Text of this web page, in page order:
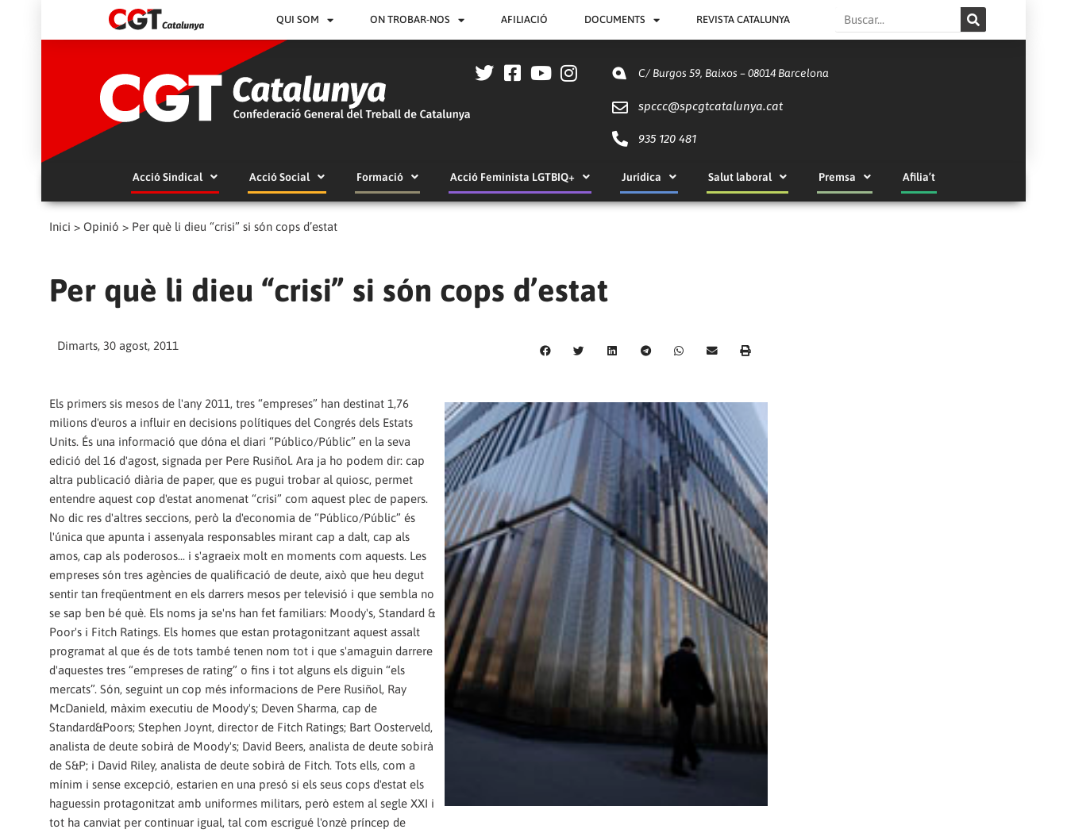
QUI SOM ON TROBAR-NOS AFILIACIÓ DOCUMENTS REVISTA CATALUNYA Search
C/ Burgos 59, Baixos – 08014 Barcelona
spccc@spcgtcatalunya.cat
935 120 481
Acció Sindical Acció Social Formació Acció Feminista LGTBIQ+ Jurídica Salut laboral Premsa Afilia’t
Inici > Opinió > Per què li dieu “crisi” si són cops d’estat
Per què li dieu “crisi” si són cops d’estat
Dimarts, 30 agost, 2011
Els primers sis mesos de l'any 2011, tres “empreses” han destinat 1,76
milions d'euros a influir en decisions polítiques del Congrés dels Estats
Units. És una informació que dóna el diari “Público/Públic” en la seva
edició del 16 d'agost, signada per Pere Rusiñol. Ara ja ho podem dir: cap
altra publicació diària de paper, que es pugui trobar al quiosc, permet
entendre aquest cop d'estat anomenat “crisi” com aquest plec de papers.
No dic res d'altres seccions, però la d'economia de “Público/Públic” és
l'única que apunta i assenyala responsables mirant cap a dalt, cap als
amos, cap als poderosos... i s'agraeix molt en moments com aquests. Les
empreses són tres agències de qualificació de deute, això que heu degut
sentir tan freqüentment en els darrers mesos per televisió i que sembla no
se sap ben bé què. Els noms ja se'ns han fet familiars: Moody's, Standard &
Poor's i Fitch Ratings. Els homes que estan protagonitzant aquest assalt
programat al que és de tots també tenen nom tot i que s'amaguin darrere
d'aquestes tres “empreses de rating” o fins i tot alguns els diguin “els
mercats”. Són, seguint un cop més informacions de Pere Rusiñol, Ray
McDanield, màxim executiu de Moody's; Deven Sharma, cap de
Standard&Poors; Stephen Joynt, director de Fitch Ratings; Bart Oosterveld,
analista de deute sobirà de Moody's; David Beers, analista de deute sobirà
de S&P; i David Riley, analista de deute sobirà de Fitch. Tots ells, com a
mínim i sense excepció, estarien en una presó si els seus cops d'estat els
haguessin protagonitzat amb uniformes militars, però estem al segle XXI i
tot ha canviat per continuar igual, tal com escrigué l'onzè príncep de